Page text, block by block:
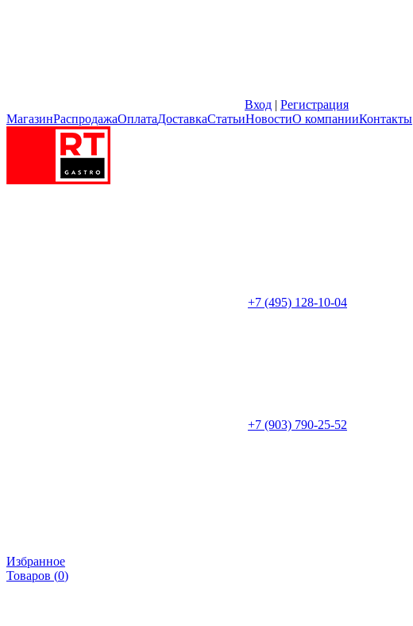
Вход | Регистрация
МагазинРаспродажаОплатаДоставкаСтатьиНовостиО компанииКонтакты
+7 (495) 128-10-04
+7 (903) 790-25-52
Избранное
Товаров (0)